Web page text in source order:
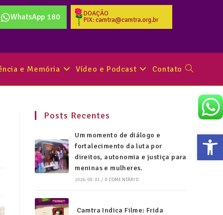
WhatsApp 180
DOAÇÃO
PIX: camtra@camtra.org.br
e Memória Vídeo e Podcast Contato
Posts Recentes
Um momento de diálogo e
fortalecimento da luta por
direitos, autonomia e justiça para
meninas e mulheres.
2026-08-01 / 0 COMENTÁRIO
Camtra Indica Filme: Frida